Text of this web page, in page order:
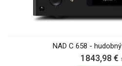
NAD C 658 -
1843,98 €